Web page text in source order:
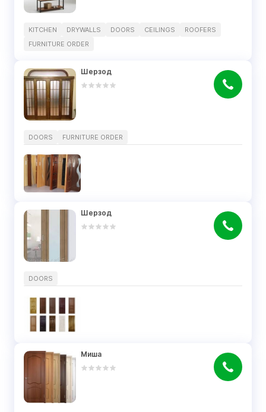
KITCHEN DRYWALLS DOORS CEILINGS
ROOFERS
FURNITURE ORDER
Шерзод
DOORS FURNITURE ORDER
Шерзод
DOORS
Миша